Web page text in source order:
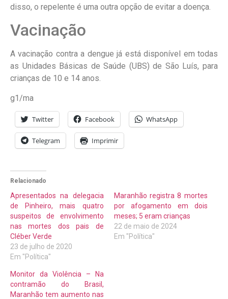
disso, o repelente é uma outra opção de evitar a doença.
Vacinação
A vacinação contra a dengue já está disponível em todas
as Unidades Básicas de Saúde (UBS) de São Luís, para
crianças de 10 e 14 anos.
g1/ma
Twitter Facebook WhatsApp
Telegram Imprimir
Relacionado
Apresentados na delegacia
de Pinheiro, mais quatro
suspeitos de envolvimento
nas mortes dos pais de
Cléber Verde
23 de julho de 2020
Em "Política"
Maranhão registra 8 mortes
por afogamento em dois
meses; 5 eram crianças
22 de maio de 2024
Em "Política"
Monitor da Violência – Na
contramão do Brasil,
Maranhão tem aumento nas